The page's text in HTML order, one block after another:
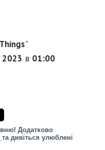
"
2023 в 01:00
Додатково
та дивіться улюблені